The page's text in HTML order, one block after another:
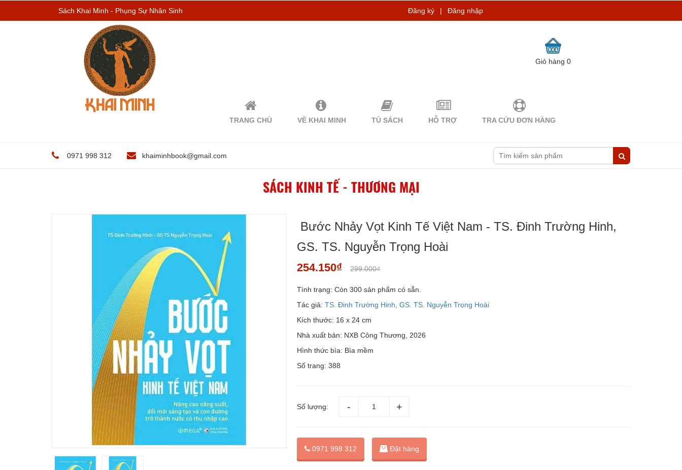
Sách Khai Minh - Phụng Sự Nhân Sinh Đăng ký | Đăng nhập
Giỏ hàng0
TRANG CHỦ VỀ KHAI MINH TỦ SÁCH HỖ TRỢ TRA CỨU ĐƠN HÀNG
0971 998 312 khaiminhbook@gmail.com
SÁCH KINH TẾ - THƯƠNG MẠI
Bước Nhảy Vọt Kinh Tế Việt Nam - TS. Đinh Trường Hinh,
GS. TS. Nguyễn Trọng Hoài
254.150₫ 299.000₫
Tình trạng: Còn 300 sản phẩm có sẵn.
Tác giả: TS. Đinh Trường Hinh, GS. TS. Nguyễn Trọng Hoài
Kích thước: 16 x 24 cm
Nhà xuất bản: NXB Công Thương, 2026
Hình thức bìa: Bìa mềm
Số trang: 388
Số lượng:
0971 998 312 Đặt hàng